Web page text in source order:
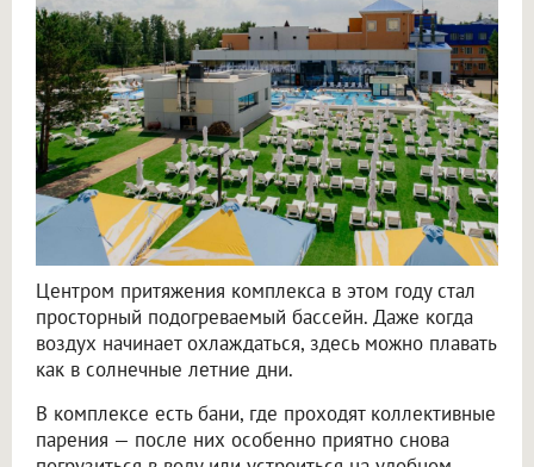
Центром притяжения комплекса в этом году стал
просторный подогреваемый бассейн. Даже когда
воздух начинает охлаждаться, здесь можно плавать
как в солнечные летние дни.
В комплексе есть бани, где проходят коллективные
парения — после них особенно приятно снова